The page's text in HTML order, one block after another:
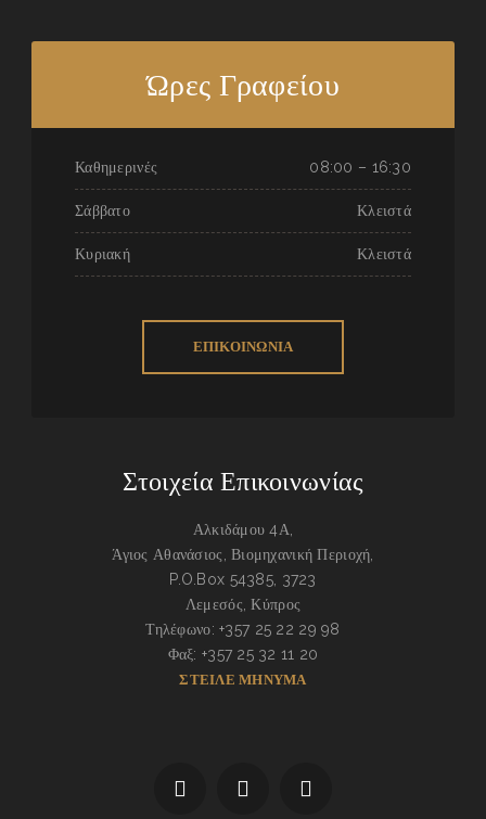
Ώρες Γραφείου
Καθημερινές 08:00 – 16:30
Σάββατο Κλειστά
Κυριακή Κλειστά
ΕΠΙΚΟΙΝΩΝΙΑ
Στοιχεία Επικοινωνίας
Αλκιδάμου 4Α,
Άγιος Αθανάσιος, Βιομηχανική Περιοχή,
P.O.Box 54385, 3723
Λεμεσός, Κύπρος
Τηλέφωνο: +357 25 22 29 98
Φαξ: +357 25 32 11 20
ΣΤΕΙΛΕ ΜΗΝΥΜΑ